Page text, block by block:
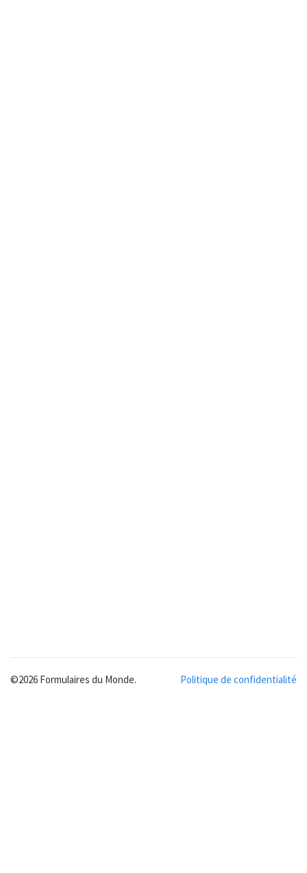
©2026 Formulaires du Monde. Politique de confidentialité